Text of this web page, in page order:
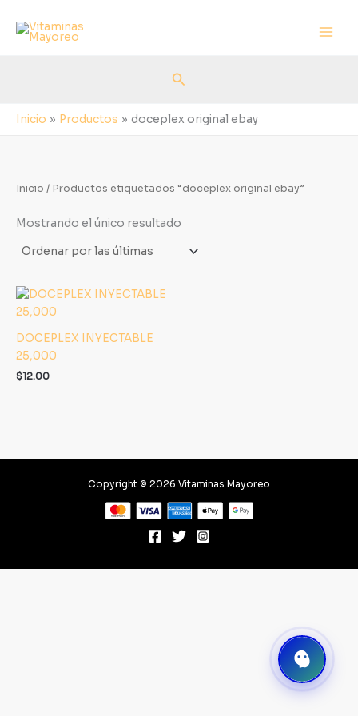
contenido
Buscar
Inicio Productos doceplex original ebay
Inicio / Productos etiquetados “doceplex original ebay”
Mostrando el único resultado
DOCEPLEX INYECTABLE
25,000
$12.00
Copyright © 2026 Vitaminas Mayoreo